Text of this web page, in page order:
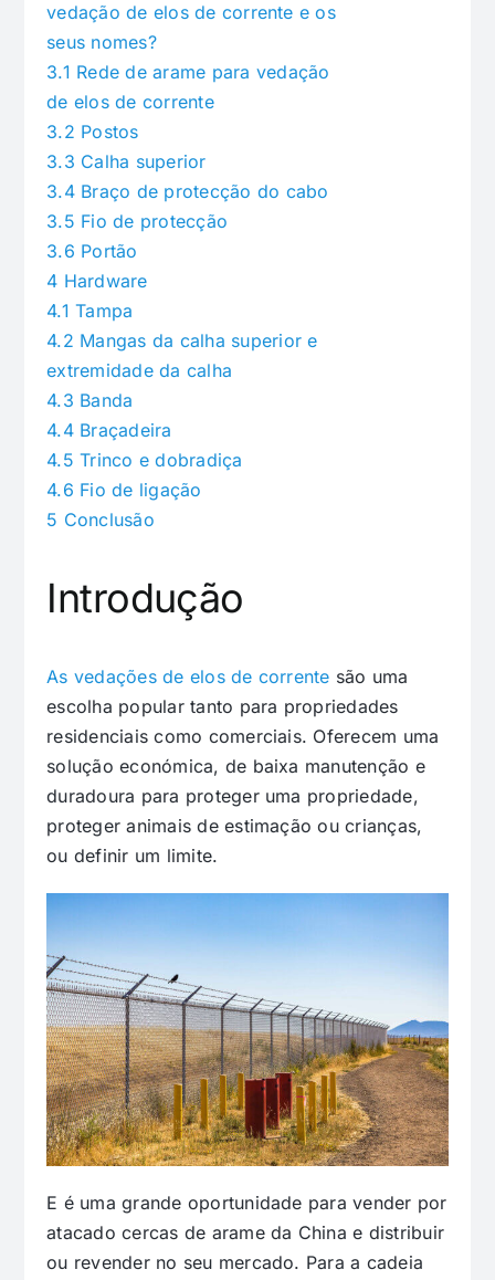
vedação de elos de corrente e os
seus nomes?
3.1 Rede de arame para vedação
de elos de corrente
3.2 Postos
3.3 Calha superior
3.4 Braço de protecção do cabo
3.5 Fio de protecção
3.6 Portão
4 Hardware
4.1 Tampa
4.2 Mangas da calha superior e
extremidade da calha
4.3 Banda
4.4 Braçadeira
4.5 Trinco e dobradiça
4.6 Fio de ligação
5 Conclusão
Introdução
As vedações de elos de corrente são uma
escolha popular tanto para propriedades
residenciais como comerciais. Oferecem uma
solução económica, de baixa manutenção e
duradoura para proteger uma propriedade,
proteger animais de estimação ou crianças,
ou definir um limite.
E é uma grande oportunidade para vender por
atacado cercas de arame da China e distribuir
ou revender no seu mercado. Para a cadeia